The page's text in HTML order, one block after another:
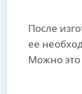
После
ее
Можно